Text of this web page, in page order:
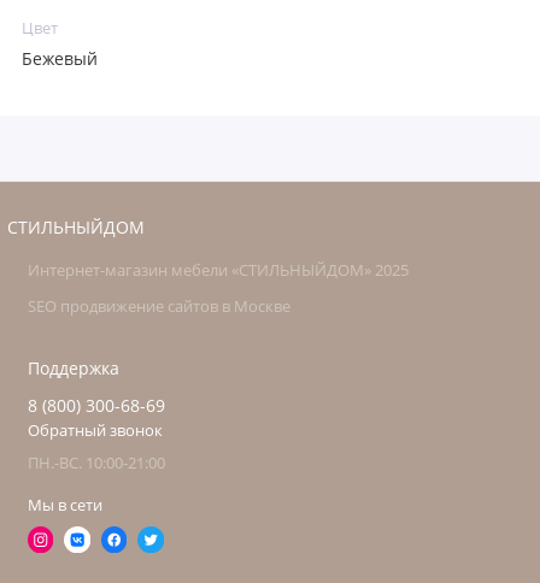
Цвет
Бежевый
СТИЛЬНЫЙДОМ
Интернет-магазин мебели «СТИЛЬНЫЙДОМ» 2025
SEO продвижение сайтов в Москве
Поддержка
8 (800) 300-68-69
Обратный звонок
ПН.-ВС. 10:00-21:00
Мы в сети